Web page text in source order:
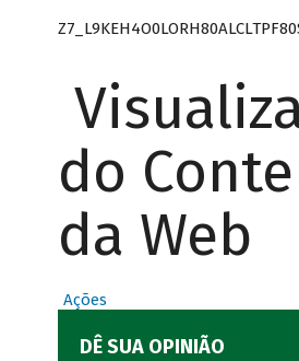
do
da Web
Ações
DÊ SUA OPINIÃO